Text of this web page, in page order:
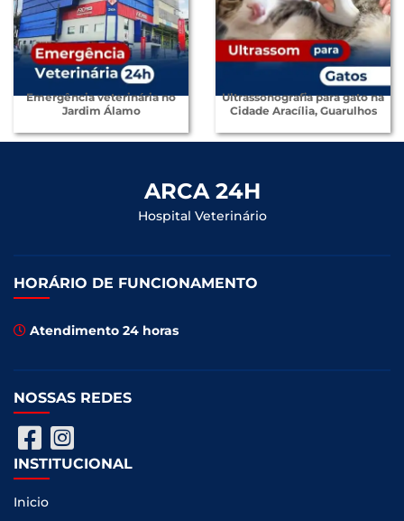
Emergência veterinária no
Jardim Álamo
Ultrassonografia para gato na
Cidade Aracília, Guarulhos
ARCA 24H
Hospital Veterinário
HORÁRIO DE FUNCIONAMENTO
Atendimento 24 horas
NOSSAS REDES
INSTITUCIONAL
Inicio